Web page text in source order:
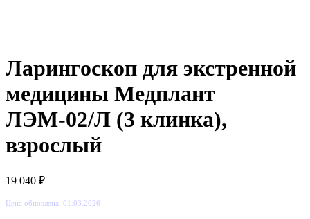
Ларингоскоп для экстренной
медицины Медплант
ЛЭМ-02/Л (3 клинка),
взрослый
19 040 ₽
Цена обновлена: 01.03.2026